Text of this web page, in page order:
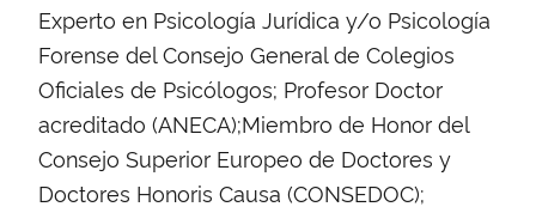
Experto en Psicología Jurídica y/o Psicología
Forense del Consejo General de Colegios
Oficiales de Psicólogos; Profesor Doctor
acreditado (ANECA);Miembro de Honor del
Consejo Superior Europeo de Doctores y
Doctores Honoris Causa (CONSEDOC);